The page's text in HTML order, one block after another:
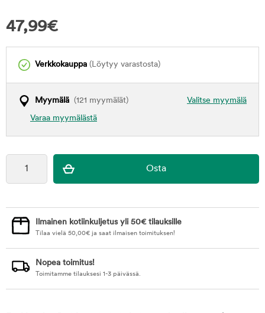
47,99€
Verkkokauppa (Löytyy varastosta)
Valitse myymälä
Myymälä (121 myymälät)
Varaa myymälästä
Ilmainen kotiinkuljetus yli 50€ tilauksille
Tilaa vielä 50,00€ ja saat ilmaisen toimituksen!
Nopea toimitus!
Toimitamme tilauksesi 1-3 päivässä.